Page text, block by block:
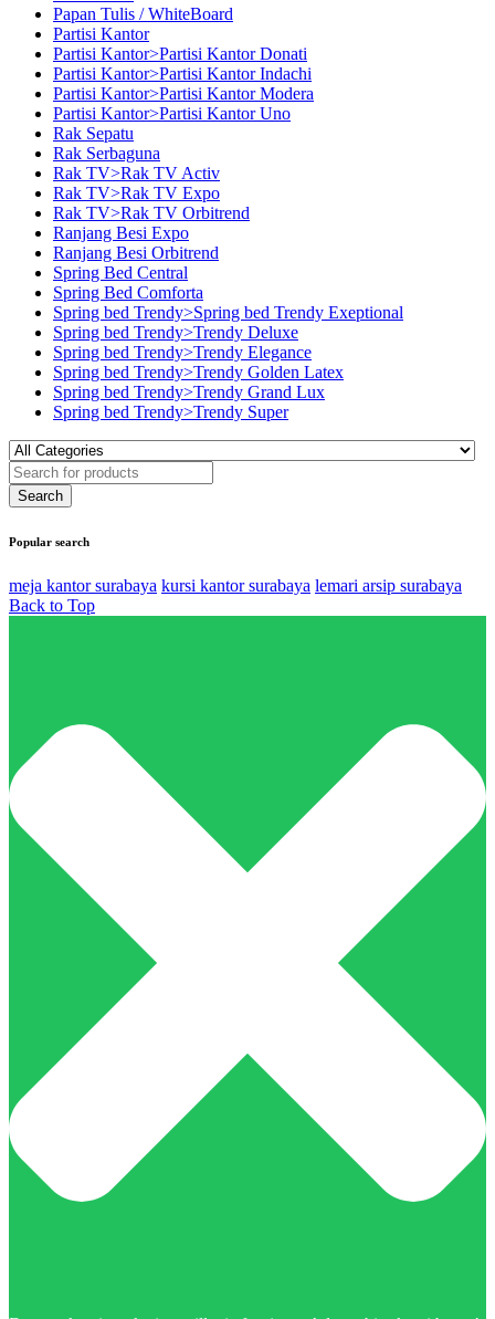
Papan Tulis / WhiteBoard
Partisi Kantor
Partisi Kantor>Partisi Kantor Donati
Partisi Kantor>Partisi Kantor Indachi
Partisi Kantor>Partisi Kantor Modera
Partisi Kantor>Partisi Kantor Uno
Rak Sepatu
Rak Serbaguna
Rak TV>Rak TV Activ
Rak TV>Rak TV Expo
Rak TV>Rak TV Orbitrend
Ranjang Besi Expo
Ranjang Besi Orbitrend
Spring Bed Central
Spring Bed Comforta
Spring bed Trendy>Spring bed Trendy Exeptional
Spring bed Trendy>Trendy Deluxe
Spring bed Trendy>Trendy Elegance
Spring bed Trendy>Trendy Golden Latex
Spring bed Trendy>Trendy Grand Lux
Spring bed Trendy>Trendy Super
Popular search
meja kantor surabaya kursi kantor surabaya lemari arsip surabaya
Back to Top